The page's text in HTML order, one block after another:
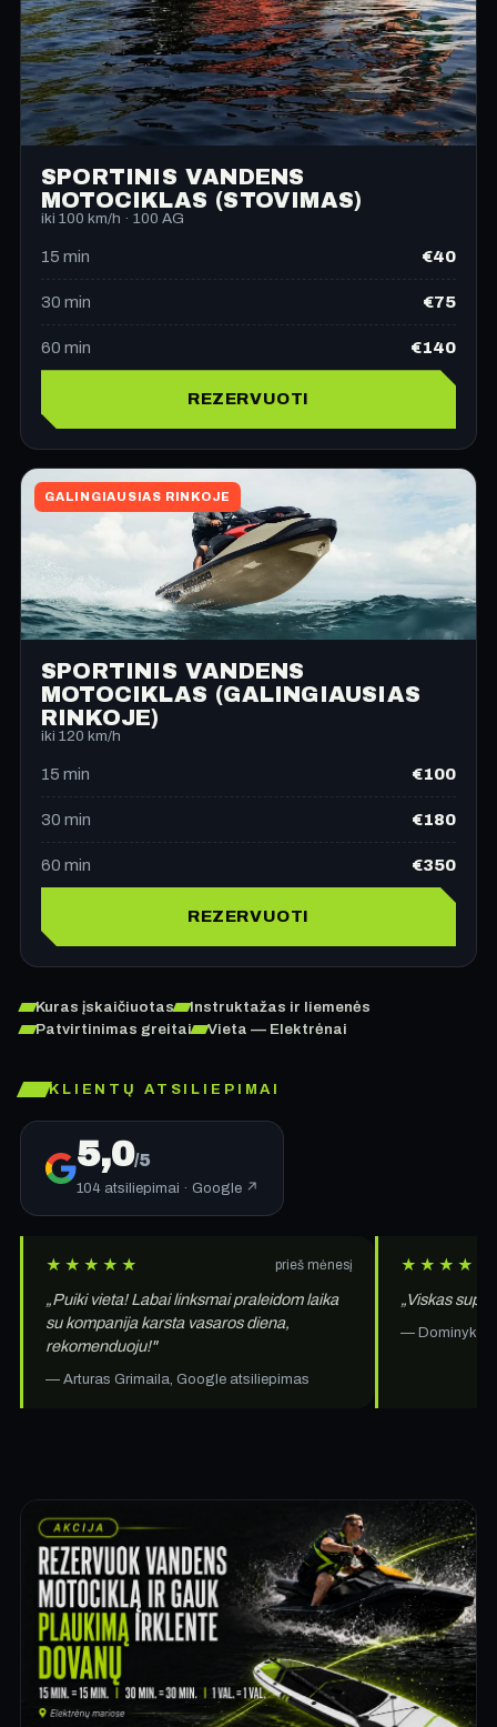
SPORTINIS VANDENS
MOTOCIKLAS (STOVIMAS)
iki 100 km/h · 100 AG
15 min €40
30 min €75
60 min €140
REZERVUOTI
GALINGIAUSIAS RINKOJE
SPORTINIS VANDENS
MOTOCIKLAS (GALINGIAUSIAS
RINKOJE)
iki 120 km/h
15 min €100
30 min €180
60 min €350
REZERVUOTI
Kuras įskaičiuotas
Instruktažas ir liemenės
Patvirtinimas greitai
Vieta — Elektrėnai
KLIENTŲ ATSILIEPIMAI
5,0/5
104 atsiliepimai · Google ↗
★★★★★ prieš mėnesį
„Puiki vieta! Labai linksmai praleidom laika
su kompanija karsta vasaros diena,
rekomenduoju!"
— Arturas Grimaila, Google atsiliepimas
★★★★★
„Viskas
— Dominykas